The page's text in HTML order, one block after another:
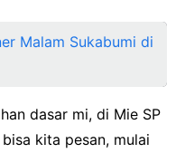
Malam Sukabumi di
dasar mi, di Mie SP
kita pesan, mulai